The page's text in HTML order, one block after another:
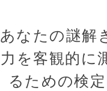
あなたの謎解
力を客観的に
るための検定